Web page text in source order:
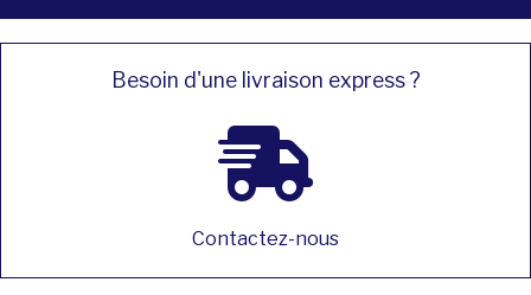
Besoin d'une livraison express ?
Contactez-nous